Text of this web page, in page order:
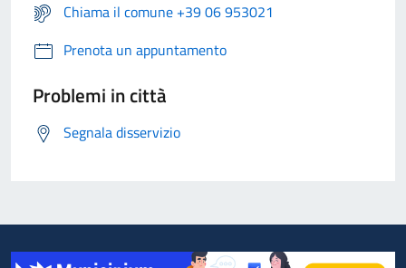
Chiama il comune +39 06 953021
Prenota un appuntamento
Problemi in città
Segnala disservizio